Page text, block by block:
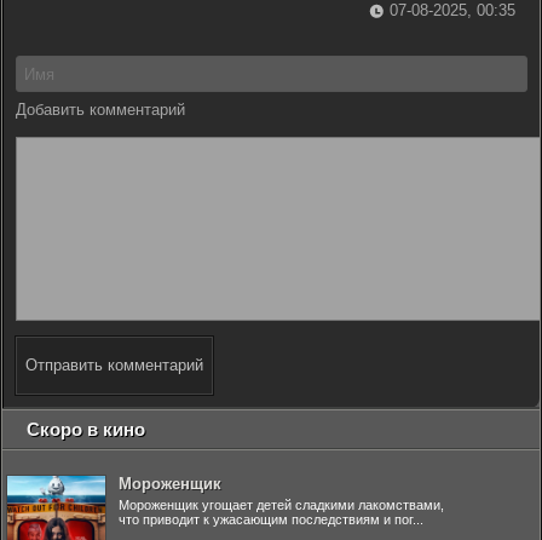
07-08-2025, 00:35
Добавить комментарий
Отправить комментарий
Скоро в кино
Мороженщик
Мороженщик угощает детей сладкими лакомствами,
что приводит к ужасающим последствиям и пог...